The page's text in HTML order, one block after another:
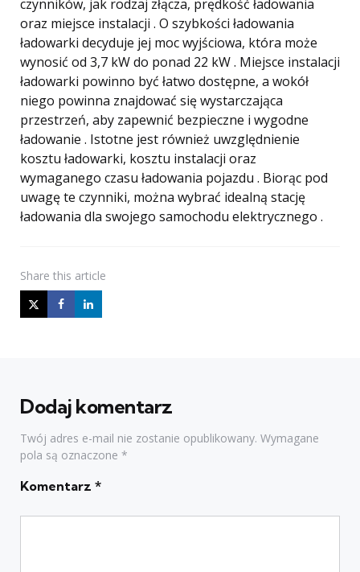
czynników, jak rodzaj złącza, prędkość ładowania
oraz miejsce instalacji . O szybkości ładowania
ładowarki decyduje jej moc wyjściowa, która może
wynosić od 3,7 kW do ponad 22 kW . Miejsce instalacji
ładowarki powinno być łatwo dostępne, a wokół
niego powinna znajdować się wystarczająca
przestrzeń, aby zapewnić bezpieczne i wygodne
ładowanie . Istotne jest również uwzględnienie
kosztu ładowarki, kosztu instalacji oraz
wymaganego czasu ładowania pojazdu . Biorąc pod
uwagę te czynniki, można wybrać idealną stację
ładowania dla swojego samochodu elektrycznego .
Share this article
Dodaj komentarz
Twój adres e-mail nie zostanie opublikowany. Wymagane
pola są oznaczone *
Komentarz *